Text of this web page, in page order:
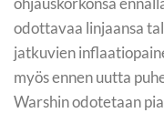
odottavaa linjaansa
jatkuvien
myös ennen uutta
Warshin odotetaan